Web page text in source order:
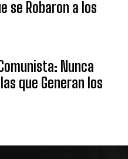
se Robaron a los
Nunca
que Generan los